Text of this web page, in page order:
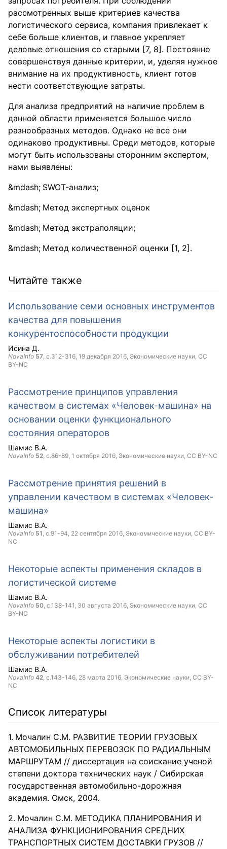
рассмотренных выше критериев качества
логистического сервиса, компания привлекает к
себе больше клиентов, и главное укрепляет
деловые отношения со старыми [7, 8]. Постоянно
совершенствуя данные критерии, и, уделяя нужное
внимание на их продуктивность, клиент готов
нести соответствующие затраты.
Для анализа предприятий на наличие проблем в
данной области применяется большое число
разнообразных методов. Однако не все они
одинаково продуктивны. Среди методов, которые
могут быть использованы сторонним экспертом,
нами выявлены:
SWOT-анализ;
Метод экспертных оценок
Метод экстраполяции;
Метод количественной оценки [1, 2].
Читайте также
Использование семи основных инструментов
качества для повышения
конкурентоспособности продукции
Исина Д.
NovaInfo 57, с.312-316, 19 декабря 2016, Экономические науки, CC
BY-NC
Рассмотрение принципов управления
качеством в системах «Человек-машина» на
основании оценки функционального
состояния операторов
Шамис В.А.
NovaInfo 52, с.86-89, 1 октября 2016, Экономические науки, CC BY-NC
Рассмотрение принятия решений в
управлении качеством в системах «Человек-
машина»
Шамис В.А.
NovaInfo 51, с.91-94, 22 сентября 2016, Экономические науки, CC BY-
NC
Некоторые аспекты применения складов в
логистической системе
Шамис В.А.
NovaInfo 50, с.138-141, 30 августа 2016, Экономические науки, CC
BY-NC
Некоторые аспекты логистики в
обслуживании потребителей
Шамис В.А.
NovaInfo 42, с.143-146, 28 марта 2016, Экономические науки, CC BY-
NC
Список литературы
Мочалин С.М. РАЗВИТИЕ ТЕОРИИ ГРУЗОВЫХ
АВТОМОБИЛЬНЫХ ПЕРЕВОЗОК ПО РАДИАЛЬНЫМ
МАРШРУТАМ // диссертация на соискание ученой
степени доктора технических наук / Сибирская
государственная автомобильно-дорожная
академия. Омск, 2004.
Мочалин С.М. МЕТОДИКА ПЛАНИРОВАНИЯ И
АНАЛИЗА ФУНКЦИОНИРОВАНИЯ СРЕДНИХ
ТРАНСПОРТНЫХ СИСТЕМ ДОСТАВКИ ГРУЗОВ //